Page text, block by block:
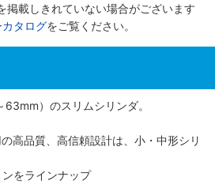
掲載しきれていない場合がございます
カタログをご覧ください。
）のスリムシリンダ。
高品質、高信頼設計は、小・中形シリ
ンをラインナップ